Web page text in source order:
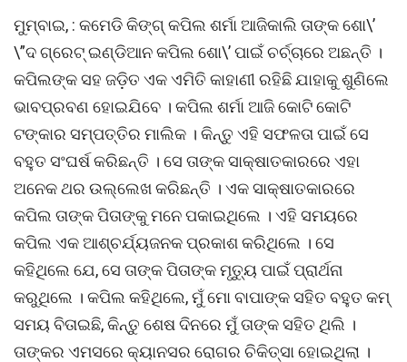
ମୁମ୍ବାଇ, : କମେଡି କିଙ୍ଗ୍ କପିଲ ଶର୍ମା ଆଜିକାଲି ତାଙ୍କ ଶୋ\’
\”ଦ ଗ୍ରେଟ୍‌ ଇଣ୍ଡିଆନ କପିଲ ଶୋ\’ ପାଇଁ ଚର୍ଚ୍ଚାରେ ଅଛନ୍ତି ।
କପିଲଙ୍କ ସହ ଜଡ଼ିତ ଏକ ଏମିତି କାହାଣୀ ରହିଛି ଯାହାକୁ ଶୁଣିଲେ
ଭାବପ୍ରବଣ ହୋଇଯିବେ । କପିଲ ଶର୍ମା ଆଜି କୋଟି କୋଟି
ଟଙ୍କାର ସମ୍ପତ୍ତିର ମାଲିକ । କିନ୍ତୁ ଏହି ସଫଳତା ପାଇଁ ସେ
ବହୁତ ସଂଘର୍ଷ କରିଛନ୍ତି । ସେ ତାଙ୍କ ସାକ୍ଷାତକାରରେ ଏହା
ଅନେକ ଥର ଉଲ୍ଲେଖ କରିଛନ୍ତି । ଏକ ସାକ୍ଷାତକାରରେ
କପିଲ ତାଙ୍କ ପିତାଙ୍କୁ ମନେ ପକାଇଥିଲେ । ଏହି ସମୟରେ
କପିଲ ଏକ ଆଶ୍ଚର୍ଯ୍ୟଜନକ ପ୍ରକାଶ କରିଥିଲେ । ସେ
କହିଥିଲେ ଯେ, ସେ ତାଙ୍କ ପିତାଙ୍କ ମୃତ୍ୟୁ ପାଇଁ ପ୍ରାର୍ଥନା
କରୁଥିଲେ । କପିଲ କହିଥିଲେ, ମୁଁ ମୋ ବାପାଙ୍କ ସହିତ ବହୁତ କମ୍
ସମୟ ବିତାଇଛି, କିନ୍ତୁ ଶେଷ ଦିନରେ ମୁଁ ତାଙ୍କ ସହିତ ଥିଲି ।
ତାଙ୍କର ଏମସରେ କ୍ୟାନସର ରୋଗର ଚିକିତ୍ସା ହୋଇଥିଲା ।